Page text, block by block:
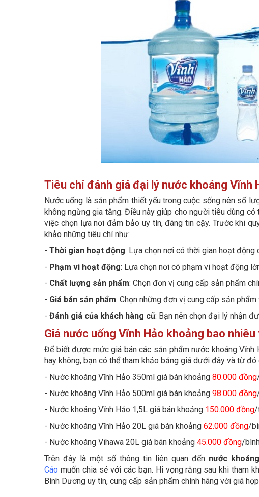
Tiêu chí đánh giá đại lý nước khoáng Vĩnh
Nước uống là sản phẩm thiết yếu trong cuộc sống nên số
không ngừng gia tăng. Điều này giúp cho người tiêu dùng
việc chọn lựa nơi đảm bảo uy tín, đáng tin cậy. Trước khi
khảo những tiêu chí như:
- Thời gian hoạt động: Lựa chọn nơi có thời gian hoạt động
- Phạm vi hoạt động: Lựa chọn nơi có phạm vi hoạt động
- Chất lượng sản phẩm: Chọn đơn vị cung cấp sản phẩm
- Giá bán sản phẩm: Chọn những đơn vị cung cấp sản
- Đánh giá của khách hàng cũ: Bạn nên chọn đại lý nhận
Giá nước uống Vĩnh Hảo khoảng bao nhiêu
Để biết được mức giá bán các sản phẩm nước khoáng
hay không, bạn có thể tham khảo bảng giá dưới đây và từ
- Nước khoáng Vĩnh Hảo 350ml giá bán khoảng 80.000 đồng
- Nước khoáng Vĩnh Hảo 500ml giá bán khoảng 98.000 đồng
- Nước khoáng Vĩnh Hảo 1,5L giá bán khoảng 150.000 đồng/
- Nước khoáng Vĩnh Hảo 20L giá bán khoảng 62.000 đồng/
- Nước khoáng Vihawa 20L giá bán khoảng 45.000 đồng/
Trên đây là một số thông tin liên quan đến nước
Cáo muốn chia sẻ với các bạn. Hi vọng rằng sau khi tham
Bình Dương uy tín, cung cấp sản phẩm chính hãng với giá